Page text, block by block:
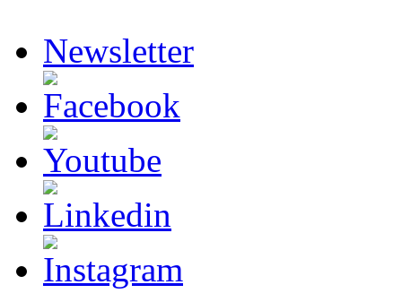
Newsletter